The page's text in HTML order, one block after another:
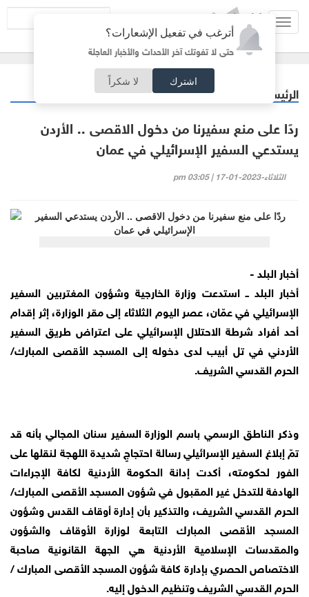
أترغب في تفعيل الإشعارات؟
حتى لا تفوتك آخر الأحداث والأخبار العاجلة
اشترك لا شكراً
الرئيسية
ردًا على منع سفيرنا من دخول الاقصى .. الأردن
يستدعي السفير الإسرائيلي في عمان
الثلاثاء-2023-01-17 | 03:05 pm
أخبار البلد -
أخبار البلد ــ استدعت وزارة الخارجية وشؤون المغتربين السفير
الإسرائيلي في عمّان، عصر اليوم الثلاثاء إلى مقر الوزارة، إثر إقدام
أحد أفراد شرطة الاحتلال الإسرائيلي على اعتراض طريق السفير
الأردني في تل أبيب لدى دخوله إلى المسجد الأقصى المبارك/
الحرم القدسي الشريف.
وذكر الناطق الرسمي باسم الوزارة السفير سنان المجالي بأنه قد
تمّ إبلاغ السفير الإسرائيلي رسالة احتجاجٍ شديدة اللهجة لنقلها على
الفور لحكومته، أكدت إدانة الحكومة الأردنية لكافة الإجراءات
الهادفة للتدخل غير المقبول في شؤون المسجد الأقصى المبارك/
الحرم القدسي الشريف، والتذكير بأن إدارة أوقاف القدس وشؤون
المسجد الأقصى المبارك التابعة لوزارة الأوقاف والشؤون
والمقدسات الإسلامية الأردنية هي الجهة القانونية صاحبة
الاختصاص الحصري بإدارة كافة شؤون المسجد الأقصى المبارك /
الحرم القدسي الشريف وتنظيم الدخول إليه.